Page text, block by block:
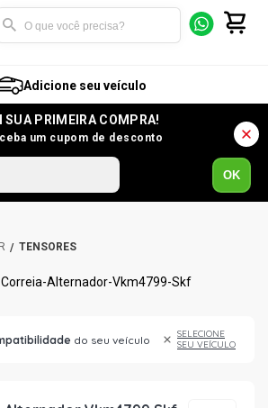
Adicione seu veículo
SUA PRIMEIRA COMPRA!
um cupom de desconto
OK
TENSORES
do seu veículo
SELECIONE
SEU VEÍCULO